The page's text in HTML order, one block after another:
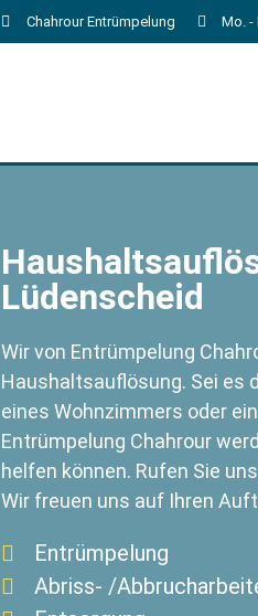
Chahrour Entrümpelung Mo. -
Lüdenscheid
Wir von Entrümpelung
Haushaltsauflösung. Sei es
eines Wohnzimmers oder
Entrümpelung Chahrour
helfen können. Rufen Sie
Wir freuen uns auf Ihren
Entrümpelung
Abriss- /